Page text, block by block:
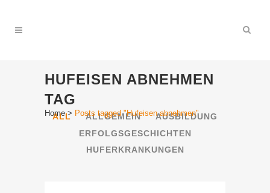
HUFEISEN ABNEHMEN
TAG
Home> Posts tagged "Hufeisen abnehmen"
ALL ALLGEMEIN
AUSBILDUNG
ERFOLGSGESCHICHTEN
HUFERKRANKUNGEN